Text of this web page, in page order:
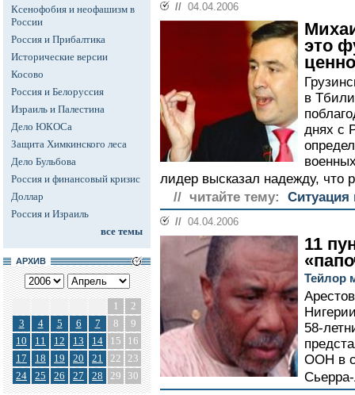
Ксенофобия и неофашизм в
России
Россия и Прибалтика
Исторические версии
Косово
Россия и Белоруссия
Израиль и Палестина
Дело ЮКОСа
Защита Химкинского леса
Дело Бульбова
Россия и финансовый кризис
Доллар
Россия и Израиль
все темы
АРХИВ
1
2
3
4 5 6 7 8
9
10
11 12 13 14 15
16
17
18 19 20 21 22 23
24
25 26 27 28 29 30
// 04.04.2006
это
в
днях с
лидер высказал надежду, что
// читайте тему:
Ситуация
// 04.04.2006
11
Тейлор
58-
ООН в